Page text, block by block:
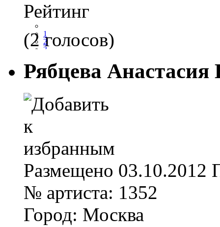
Рейтинг
1
2
3
(2 голосов)
Рябцева
Размещено 03.10.2012
№ артиста: 1352
Город: Москва